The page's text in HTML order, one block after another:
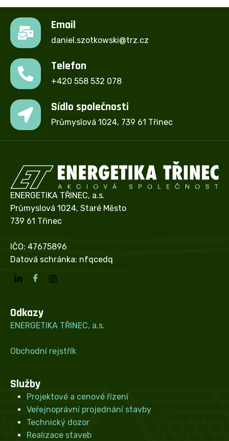
Email
daniel.szotkowski@trz.cz
Telefon
+420 558 532 078
Sídlo společnosti
Průmyslová 1024, 739 61 Třinec
ENERGETIKA TŘINEC, a.s.
Průmyslová 1024, Staré Město
739 61 Třinec
IČO: 47675896
Datová schránka: nfqcedq
Odkazy
ENERGETIKA TŘINEC, a.s.
Obchodní rejstřík
Služby
Projektové a cenové řízení
Veřejnoprávní projednání stavby
Technický dozor
Realizace staveb